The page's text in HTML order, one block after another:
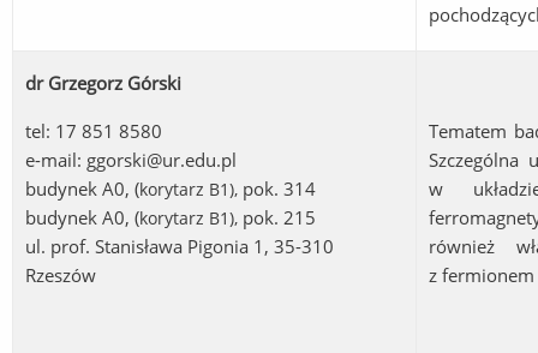
dr Grzegorz Górski
tel: 17 851 8580
e-mail: ggorski@ur.edu.pl
budynek A0, (korytarz B1), pok. 314
budynek A0, (korytarz B1), pok. 215
ul. prof. Stanisława Pigonia 1, 35-310
Rzeszów
Tematem
Szczególna
w
również
z